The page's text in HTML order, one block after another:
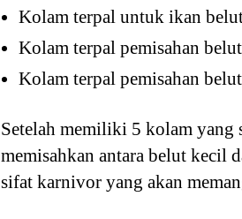
Kolam terpal untuk ikan
Kolam terpal pemisahan
Kolam terpal pemisahan
Setelah memiliki 5 kolam yang
memisahkan antara belut kecil
sifat karnivor yang akan